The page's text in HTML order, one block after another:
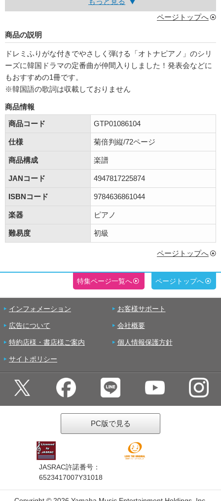
ページトップへ
商品の説明
ドレミふりがな付きでやさしく弾ける「オトナピアノ」のシリ
ーズに韓国ドラマの定番曲が仲間入りしました！発表会などに
もおすすめの1冊です。
※韓国語の歌詞は収載しておりません
商品情報
商品コード
GTP01086104
仕様 菊倍判縦/72ページ
商品構成 楽譜
JANコード 4947817225874
ISBNコード 9784636861044
楽器 ピアノ
難易度 初級
ページトップへ
特集ページ一覧へ ページトップへ
インフォメーション お客様サポート
広告について 会社概要
特約店様・書店様ご案内 個人情報保護方針
サイトポリシー
PC版で見る
JASRAC許諾番号：
6523417007Y31018